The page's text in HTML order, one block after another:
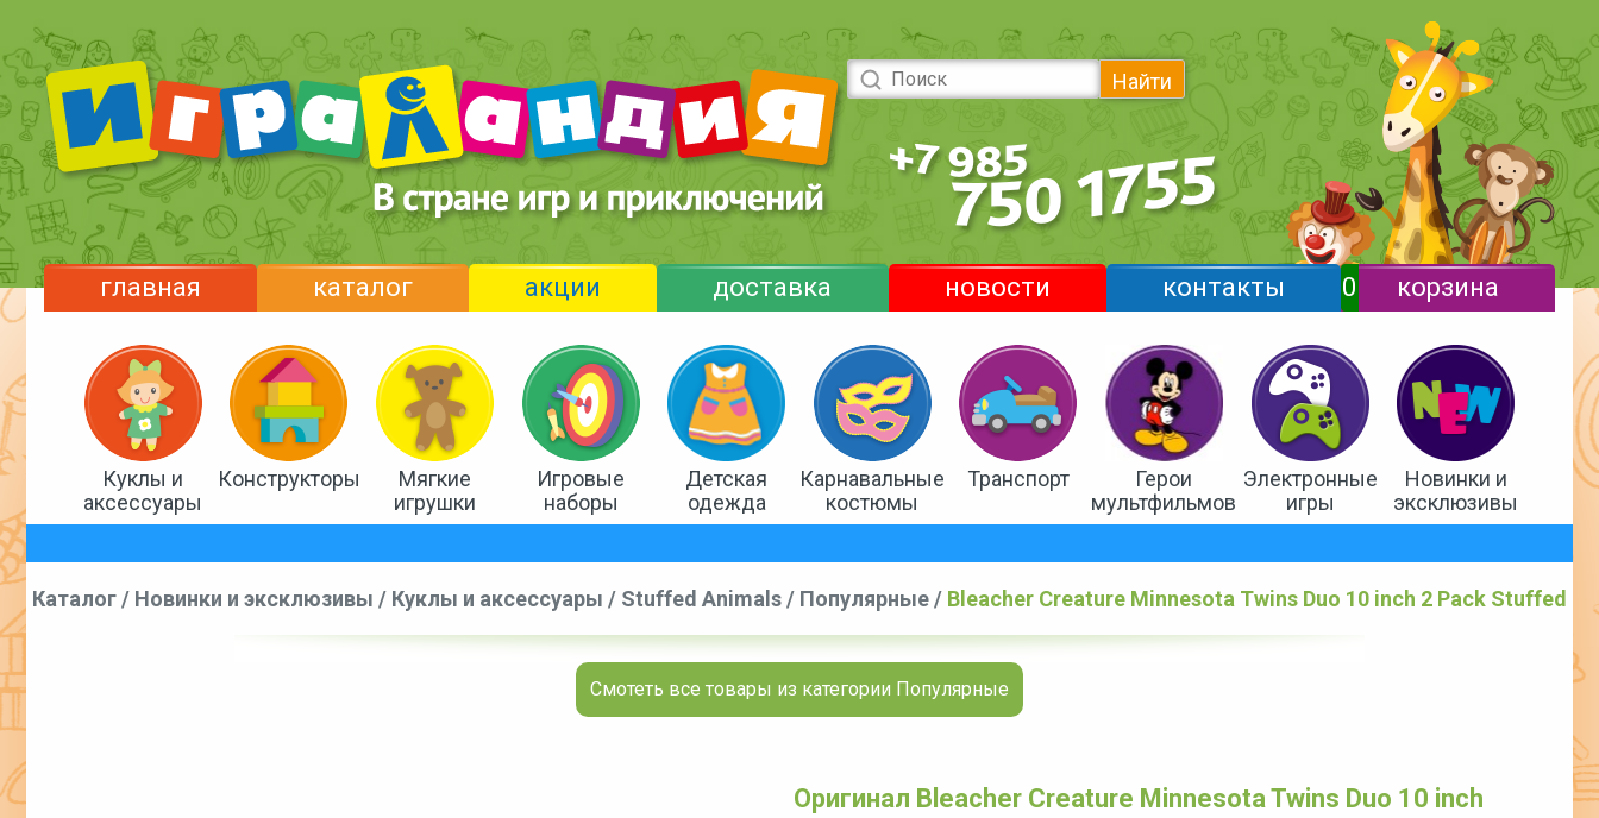
Найти
главная каталог акции доставка новости контакты 0 корзина
Куклы и
аксессуары
Конструкторы
Мягкие
игрушки
Игровые
наборы
Детская
одежда
Карнавальные
костюмы
Транспорт
Герои
мультфильмов
Электронные
игры
Новинки и
эксклюзивы
Каталог / Новинки и эксклюзивы / Куклы и аксессуары / Stuffed Animals / Популярные / Bleacher Creature Minnesota Twins Duo 10 inch 2 Pack Stuffed
Смотеть все товары из категории Популярные
Оригинал Bleacher Creature Minnesota Twins Duo 10 inch